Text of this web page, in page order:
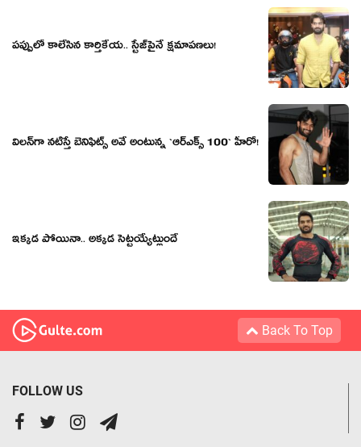
ప‌ప్పులో కాలేసిన కార్తికేయ‌.. స్టేజ్‌పైనే క్ష‌మాప‌ణ‌లు!
విల‌న్‌గా న‌టిస్తే బెనిఫిట్స్ అవే అంటున్న `ఆర్ఎక్స్ 100` హీరో!
ఇక్కడ పోయినా.. అక్కడ సెట్టయ్యేట్లుందే
Back To Top
FOLLOW US